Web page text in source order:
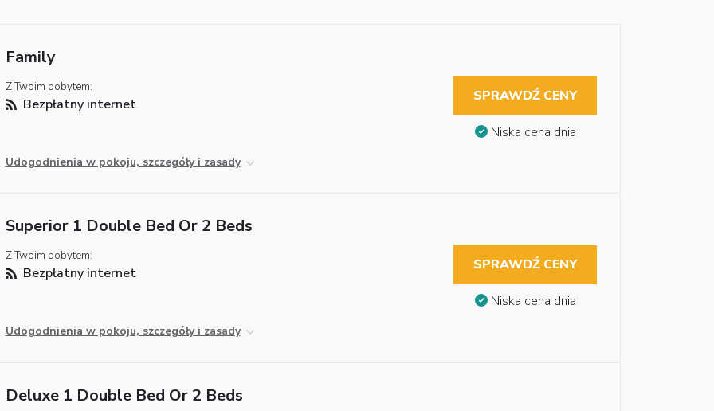
Family
Z Twoim pobytem:
Bezpłatny internet
Udogodnienia w pokoju, szczegóły i zasady
SPRAWDŹ CENY
Niska cena dnia
Superior 1 Double Bed Or 2 Beds
Z Twoim pobytem:
Bezpłatny internet
Udogodnienia w pokoju, szczegóły i zasady
SPRAWDŹ CENY
Niska cena dnia
Deluxe 1 Double Bed Or 2 Beds